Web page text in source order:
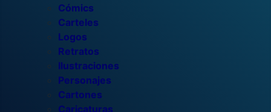
Cómics
Carteles
Logos
Retratos
Ilustraciones
Personajes
Cartones
Caricaturas